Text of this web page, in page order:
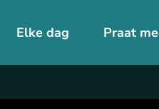
Elke dag Praat